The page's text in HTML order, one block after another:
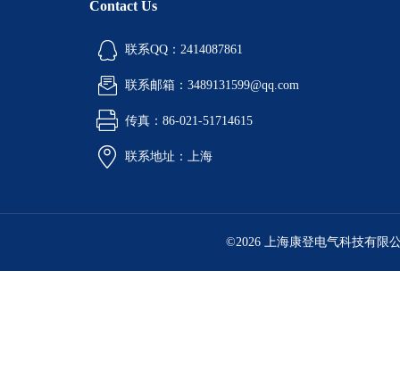
Contact Us
联系QQ：2414087861
联系邮箱：3489131599@qq.com
传真：86-021-51714615
联系地址：上海
©2026 上海康登电气科技有限